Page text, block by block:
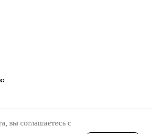
вы соглашаетесь с